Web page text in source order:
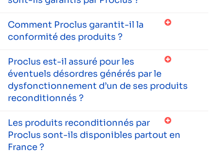
Comment Proclus garantit-il la
conformité des produits ?
Proclus est-il assuré pour les
éventuels désordres générés par le
dysfonctionnement d’un de ses produits
reconditionnés ?
Les produits reconditionnés par
Proclus sont-ils disponibles partout en
France ?